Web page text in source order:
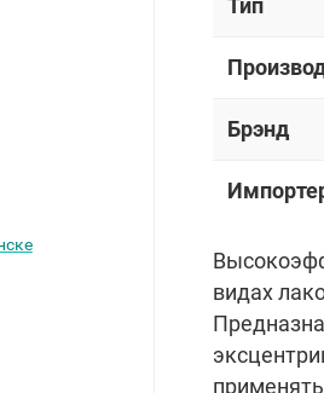
Тип
Брэнд
видах